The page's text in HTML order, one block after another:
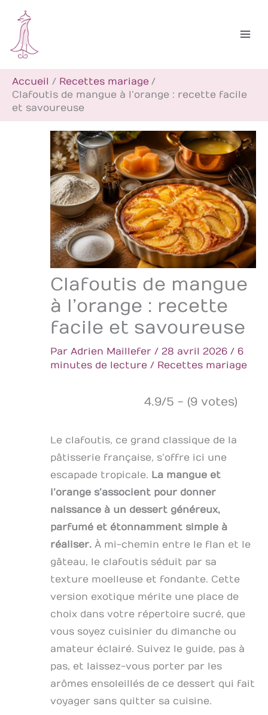
contenu
Accueil
Recettes mariage
Clafoutis de mangue à l’orange : recette facile
et savoureuse
Clafoutis de mangue
à l’orange : recette
facile et savoureuse
Par Adrien Maillefer / 28 avril 2026 / 6
minutes de lecture / Recettes mariage
4.9/5 - (9 votes)
Le clafoutis, ce grand classique de la
pâtisserie française, s’offre ici une
escapade tropicale. La mangue et
l’orange s’associent pour donner
naissance à un dessert généreux,
parfumé et étonnamment simple à
réaliser. À mi-chemin entre le flan et le
gâteau, le clafoutis séduit par sa
texture moelleuse et fondante. Cette
version exotique mérite une place de
choix dans votre répertoire sucré, que
vous soyez cuisinier du dimanche ou
amateur éclairé. Suivez le guide, pas à
pas, et laissez-vous porter par les
arômes ensoleillés de ce dessert qui fait
voyager sans quitter sa cuisine.
c
h
e
r
c